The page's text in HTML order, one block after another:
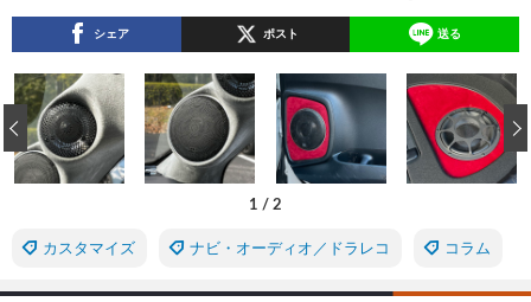
シェア ポスト 送る
1 / 2
‹
カスタマイズ ナビ・オーディオ／ドラレコ コラム